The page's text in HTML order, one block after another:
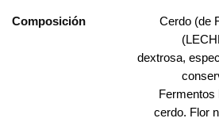
Composición
Cerdo (de
dextrosa,
Fermentos
cerdo. Flor